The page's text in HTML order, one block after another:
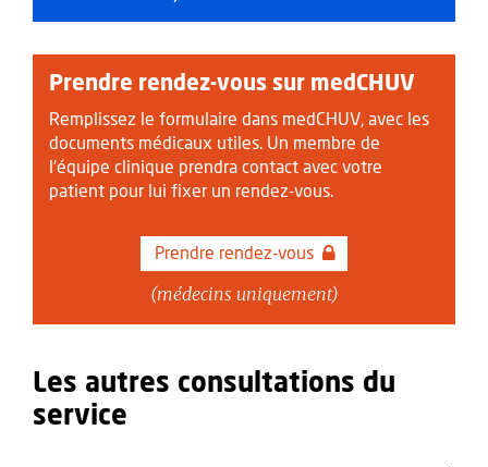
Prendre rendez-vous sur medCHUV
Remplissez le formulaire dans medCHUV, avec les
documents médicaux utiles. Un membre de
l'équipe clinique prendra contact avec votre
patient pour lui fixer un rendez-vous.
Prendre rendez-vous
(médecins uniquement)
Les autres consultations du
service